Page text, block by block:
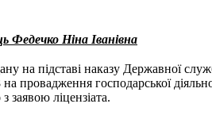
Федечко Ніна Іванівна
на підставі наказу Державної
провадження господарської
заявою ліцензіата.